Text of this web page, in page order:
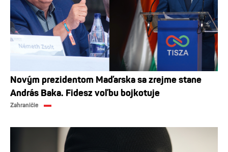
Novým prezidentom Maďarska sa zrejme stane
András Baka. Fidesz voľbu bojkotuje
Zahraničie